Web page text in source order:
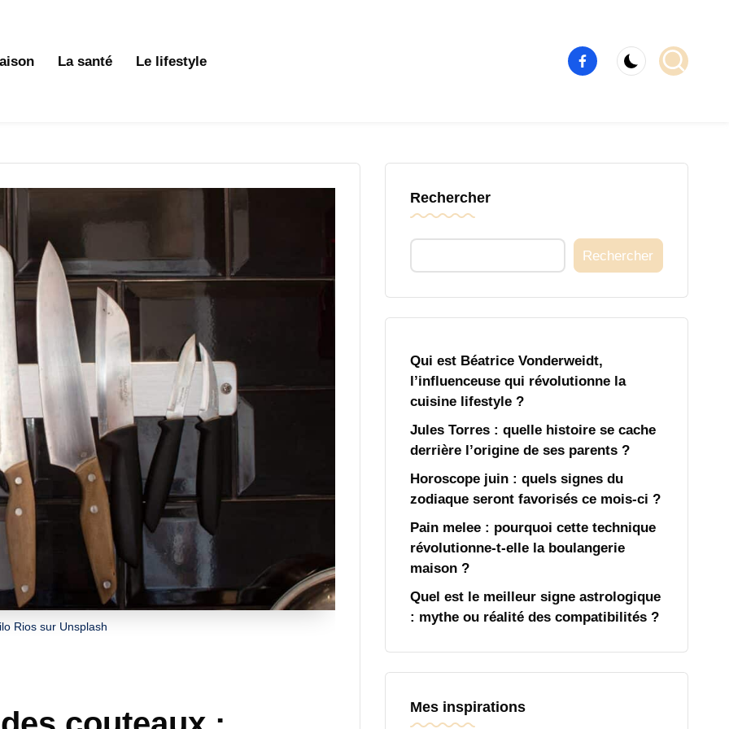
La santé Le lifestyle
Élément
de
Rios sur Unsplash
Rechercher
Rechercher
Qui est Béatrice Vonderweidt,
l’influenceuse qui révolutionne la
cuisine lifestyle ?
Jules Torres : quelle histoire se cache
derrière l’origine de ses parents ?
Horoscope juin : quels signes du
zodiaque seront favorisés ce mois-ci ?
Pain melee : pourquoi cette technique
révolutionne-t-elle la boulangerie
maison ?
Quel est le meilleur signe astrologique
: mythe ou réalité des compatibilités ?
Mes inspirations